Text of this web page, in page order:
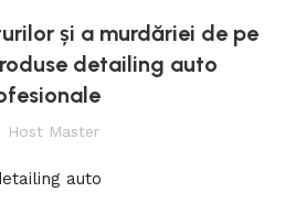
și a murdăriei de pe
detailing auto
Host Master